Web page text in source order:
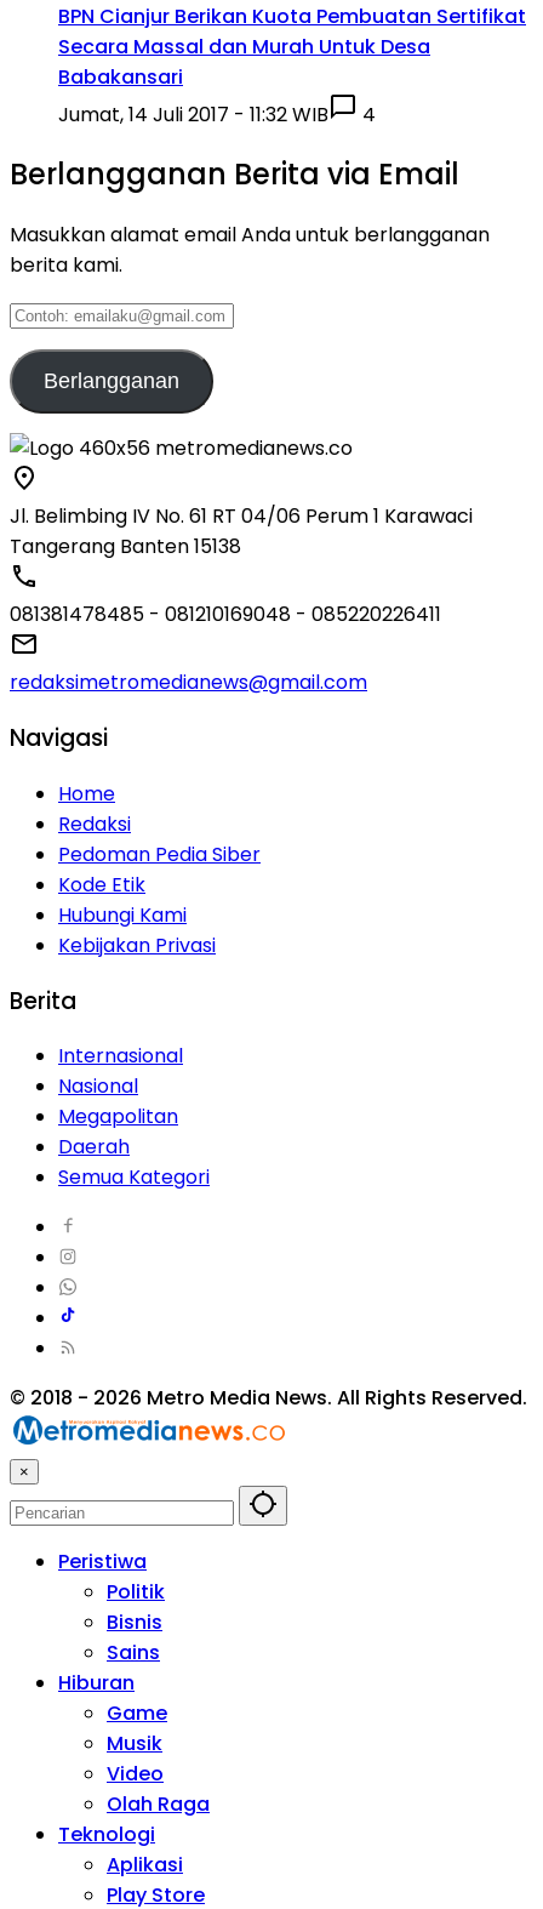
BPN Cianjur Berikan Kuota Pembuatan Sertifikat
Secara Massal dan Murah Untuk Desa
Babakansari
Jumat, 14 Juli 2017 - 11:32 WIB
4
Berlangganan Berita via Email
Masukkan alamat email Anda untuk berlangganan
berita kami.
Contoh:
emailaku@gmail.com
Berlangganan
Jl. Belimbing IV No. 61 RT 04/06 Perum 1 Karawaci
Tangerang Banten 15138
081381478485 - 081210169048 - 085220226411
redaksimetromedianews@gmail.com
Navigasi
Home
Redaksi
Pedoman Pedia Siber
Kode Etik
Hubungi Kami
Kebijakan Privasi
Berita
Internasional
Nasional
Megapolitan
Daerah
Semua Kategori
© 2018 - 2026 Metro Media News. All Rights Reserved.
×
Peristiwa
Politik
Bisnis
Sains
Hiburan
Game
Musik
Video
Olah Raga
Teknologi
Aplikasi
Play Store